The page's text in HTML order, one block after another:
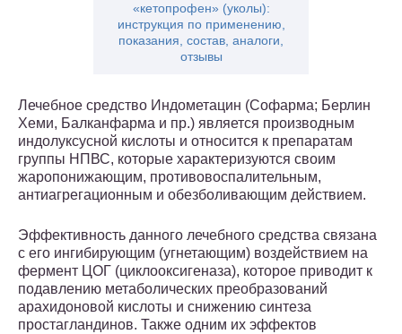
«кетопрофен» (уколы):
инструкция по применению,
показания, состав, аналоги,
отзывы
Лечебное средство Индометацин (Софарма; Берлин
Хеми, Балканфарма и пр.) является производным
индолуксусной кислоты и относится к препаратам
группы НПВС, которые характеризуются своим
жаропонижающим, противовоспалительным,
антиагрегационным и обезболивающим действием.
Эффективность данного лечебного средства связана
с его ингибирующим (угнетающим) воздействием на
фермент ЦОГ (циклооксигеназа), которое приводит к
подавлению метаболических преобразований
арахидоновой кислоты и снижению синтеза
простагландинов. Также одним их эффектов